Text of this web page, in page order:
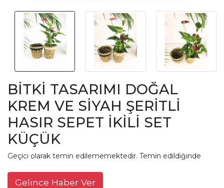
BİTKİ TASARIMI DOĞAL
KREM VE SİYAH ŞERİTLİ
HASIR SEPET İKİLİ SET
KÜÇÜK
Geçici olarak temin edilememektedir. Temin edildiğinde
Gelince Haber Ver